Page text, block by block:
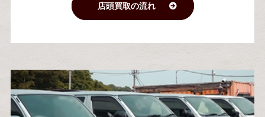
店頭買取の流れ